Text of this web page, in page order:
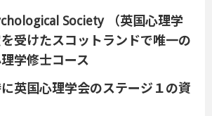
Society （英国心理学
受けたスコットランドで唯一の
学修士コース
英国心理学会のステージ１の資